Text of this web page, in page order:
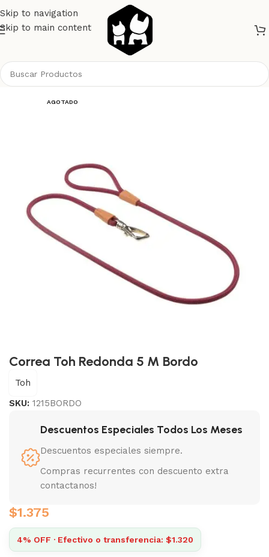
Skip to navigation
Skip to main content
AGOTADO
Correa Toh Redonda 5 M Bordo
Toh
SKU: 1215BORDO
Descuentos Especiales Todos Los Meses
Descuentos especiales siempre.
Compras recurrentes con descuento extra
contactanos!
$1.375
4% OFF · Efectivo o transferencia: $1.320